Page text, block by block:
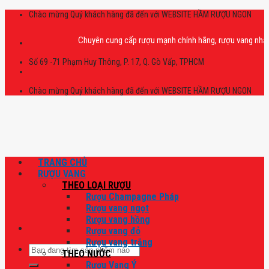
Skip
Chào mừng Quý khách hàng đã đến với WEBSITE HẦM RƯỢU NGON
Chuyên cung cấp rượu mạnh chính hãng, rượu vang nhập
Số 69 -71 Phạm Huy Thông, P. 17, Q. Gò Vấp, TPHCM
Chào mừng Quý khách hàng đã đến với WEBSITE HẦM RƯỢU NGON
Tìm
kiếm:
TRANG CHỦ
RƯỢU VANG
THEO LOẠI RƯỢU
Rượu Champagne Pháp
Rượu vang ngọt
Rượu vang hồng
Rượu vang đỏ
Rượu vang trắng
THEO NƯỚC
Rượu Vang Ý